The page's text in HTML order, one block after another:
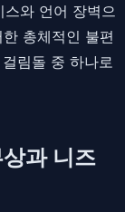
와 언어 장벽으
총체적인 불편
림돌 중 하나로
과 니즈